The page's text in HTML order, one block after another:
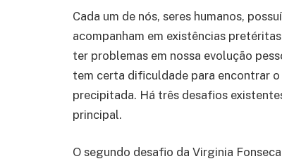
Cada um de nós, seres humanos,
acompanham em existências
ter problemas em nossa evolução
tem certa dificuldade para encontrar
precipitada. Há três desafios
principal.
O segundo desafio da Virginia